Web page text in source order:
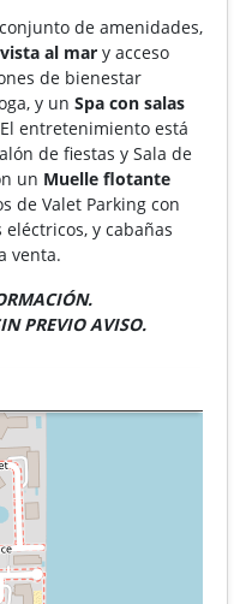
de amenidades,
al mar y acceso
de bienestar
y un Spa con salas
entretenimiento está
de fiestas y Sala de
un Muelle flotante
de Valet Parking con
y cabañas
venta.
PREVIO AVISO.